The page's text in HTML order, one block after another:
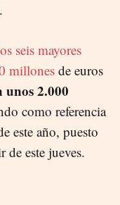
seis mayores
millones de euros
unos 2.000
como referencia
este año, puesto
de este jueves.